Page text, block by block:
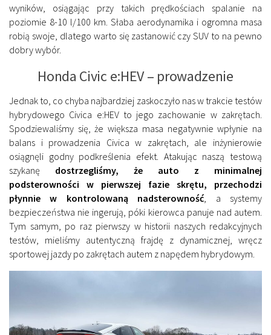
wyników, osiągając przy takich prędkościach spalanie na
poziomie 8-10 l/100 km. Słaba aerodynamika i ogromna masa
robią swoje, dlatego warto się zastanowić czy SUV to na pewno
dobry wybór.
Honda Civic e:HEV – prowadzenie
Jednak to, co chyba najbardziej zaskoczyło nas w trakcie testów
hybrydowego Civica e:HEV to jego zachowanie w zakrętach.
Spodziewaliśmy się, że większa masa negatywnie wpłynie na
balans i prowadzenia Civica w zakrętach, ale inżynierowie
osiągnęli godny podkreślenia efekt. Atakując naszą testową
szykanę dostrzegliśmy, że auto z minimalnej
podsterowności w pierwszej fazie skrętu, przechodzi
płynnie w kontrolowaną nadsterowność , a systemy
bezpieczeństwa nie ingerują, póki kierowca panuje nad autem.
Tym samym, po raz pierwszy w historii naszych redakcyjnych
testów, mieliśmy autentyczną frajdę z dynamicznej, wręcz
sportowej jazdy po zakrętach autem z napędem hybrydowym.